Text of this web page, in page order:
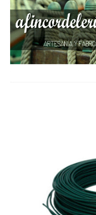
Cuerdas
Hilos
Alambres y Cables